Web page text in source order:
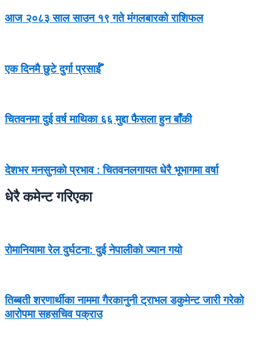
आज २०८३ साल साउन १९ गते मंगलबारको राशिफल
एक दिनमै छुटे दुर्गा प्रसाईँ
चितवनमा दुई वर्ष माथिका ६६ मुद्दा फैसला हुन बाँकी
देशभर मनसुनको प्रभाव : चितवनलगायत धेरै भूभागमा वर्षा
धेरै कमेन्ट गरिएका
रोमानियामा रेल दुर्घटना: दुई नेपालीको ज्यान गयो
तिब्बती शरणार्थीका नाममा गैरकानुनी ट्राभल डकुमेन्ट जारी गरेको
आरोपमा सहसचिव पक्राउ